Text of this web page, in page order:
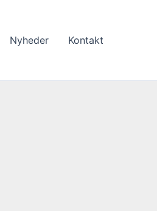
Nyheder Kontakt